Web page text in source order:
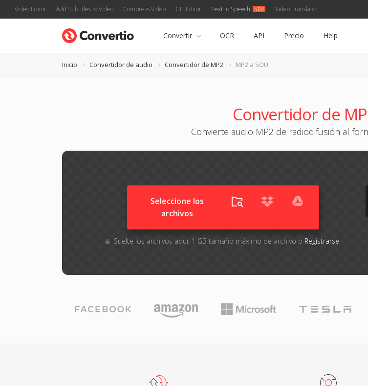
Video Editor Add Subtitles to Video Compress Video GIF Editor Text to Speech Video Translator
Convertir OCR API Precio Help
Inicio Convertidor de audio Convertidor de MP2 MP2 a SOU
Convertidor de
Convierte audio MP2 de radiodifusión al
Seleccione los
archivos
Suelte los archivos aquí. 1 GB tamaño máximo de archivo o Registrarse